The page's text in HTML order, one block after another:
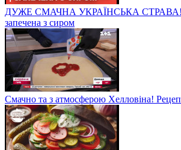
ДУЖЕ СМАЧНА УКРАЇНСЬКА СТРАВА!
запечена з сиром
Смачно та з атмосферою Хелловіна!